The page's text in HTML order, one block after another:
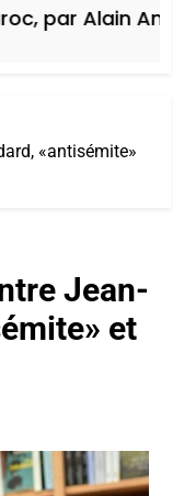
par Alain Amiel
«antisémite»
Jean-
et